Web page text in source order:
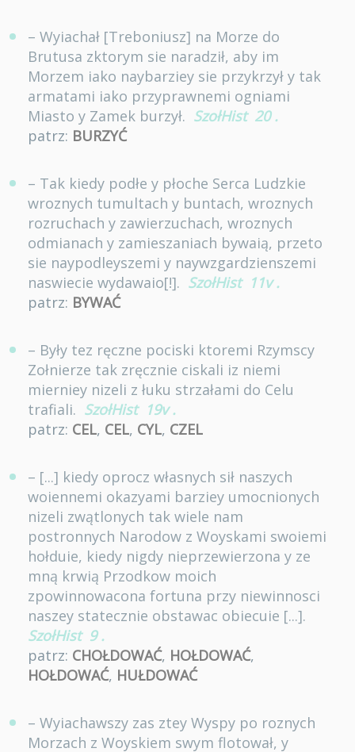
– Wyiachał [Treboniusz] na Morze do
Brutusa zktorym sie naradził, aby im
Morzem iako naybarziey sie przykrzył y tak
armatami iako przyprawnemi ogniami
Miasto y Zamek burzył. SzołHist 20 .
patrz: BURZYĆ
– Tak kiedy podłe y płoche Serca Ludzkie
wroznych tumultach y buntach, wroznych
rozruchach y zawierzuchach, wroznych
odmianach y zamieszaniach bywaią, przeto
sie naypodleyszemi y naywzgardzienszemi
naswiecie wydawaio[!]. SzołHist 11v .
patrz: BYWAĆ
– Były tez ręczne pociski ktoremi Rzymscy
Zołnierze tak zręcznie ciskali iz niemi
mierniey nizeli z łuku strzałami do Celu
trafiali. SzołHist 19v .
patrz: CEL, CEL, CYL, CZEL
– [...] kiedy oprocz własnych sił naszych
woiennemi okazyami barziey umocnionych
nizeli zwątlonych tak wiele nam
postronnych Narodow z Woyskami swoiemi
hołduie, kiedy nigdy nieprzewierzona y ze
mną krwią Przodkow moich
zpowinnowacona fortuna przy niewinnosci
naszey statecznie obstawac obiecuie [...].
SzołHist 9 .
patrz: CHOŁDOWAĆ, HOŁDOWAĆ,
HOŁDOWAĆ, HUŁDOWAĆ
– Wyiachawszy zas ztey Wyspy po roznych
Morzach z Woyskiem swym flotował, y